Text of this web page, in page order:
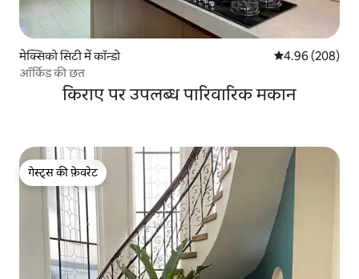
मेक्सिको सिटी में कॉन्डो औसत रेटिंग 5 में से
4.96 (208)
ऑर्किड की छत
किराए पर उपलब्ध पारिवारिक मकान
गेस्ट्स की फ़ेवरेट
गेस्ट्स की फ़ेवरेट